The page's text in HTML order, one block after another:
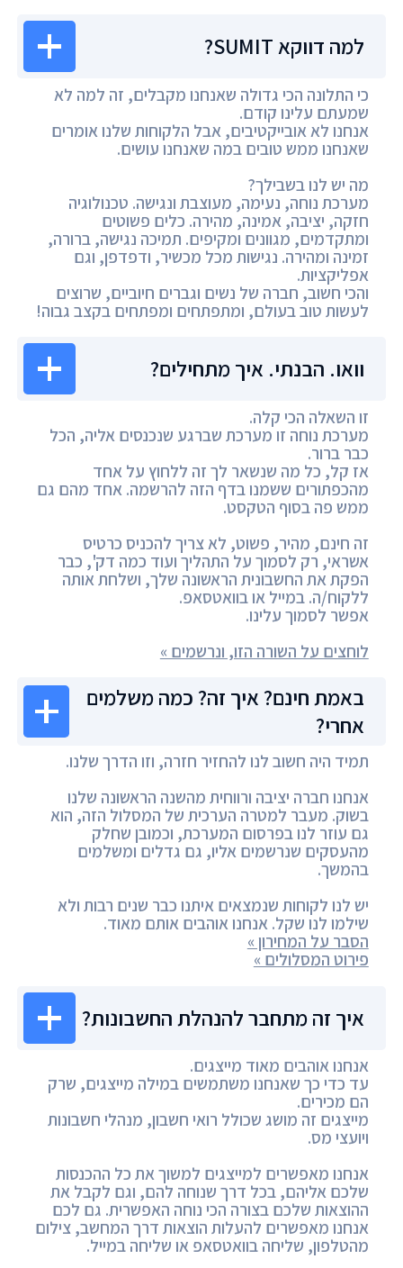
למה דווקא SUMIT?
כי התלונה הכי גדולה שאנחנו מקבלים, זה למה לא
שמעתם עלינו קודם.
אנחנו לא אובייקטיבים, אבל הלקוחות שלנו אומרים
שאנחנו ממש טובים במה שאנחנו עושים.
מה יש לנו בשבילך?
מערכת נוחה, נעימה, מעוצבת ונגישה. טכנולוגיה
חזקה, יציבה, אמינה, מהירה. כלים פשוטים
ומתקדמים, מגוונים ומקיפים. תמיכה נגישה, ברורה,
זמינה ומהירה. נגישות מכל מכשיר, ודפדפן, וגם
אפליקציות.
והכי חשוב, חברה של נשים וגברים חיוביים, שרוצים
לעשות טוב בעולם, ומתפתחים ומפתחים בקצב גבוה!
וואו. הבנתי. איך מתחילים?
זו השאלה הכי קלה.
מערכת נוחה זו מערכת שברגע שנכנסים אליה, הכל
כבר ברור.
אז קל, כל מה שנשאר לך זה ללחוץ על אחד
מהכפתורים ששמנו בדף הזה להרשמה. אחד מהם גם
ממש פה בסוף הטקסט.
זה חינם, מהיר, פשוט, לא צריך להכניס כרטיס
אשראי, רק לסמוך על התהליך ועוד כמה דק', כבר
הפקת את החשבונית הראשונה שלך, ושלחת אותה
ללקוח/ה. במייל או בוואטסאפ.
אפשר לסמוך עלינו.
לוחצים על השורה הזו, ונרשמים »
באמת חינם? איך זה? כמה משלמים
אחרי?
תמיד היה חשוב לנו להחזיר חזרה, וזו הדרך שלנו.
אנחנו חברה יציבה ורווחית מהשנה הראשונה שלנו
בשוק. מעבר למטרה הערכית של המסלול הזה, הוא
גם עוזר לנו בפרסום המערכת, וכמובן שחלק
מהעסקים שנרשמים אליו, גם גדלים ומשלמים
בהמשך.
יש לנו לקוחות שנמצאים איתנו כבר שנים רבות ולא
שילמו לנו שקל. אנחנו אוהבים אותם מאוד.
הסבר על המחירון »
פירוט המסלולים »
איך זה מתחבר להנהלת החשבונות?
אנחנו אוהבים מאוד מייצגים.
עד כדי כך שאנחנו משתמשים במילה מייצגים, שרק
הם מכירים.
מייצגים זה מושג שכולל רואי חשבון, מנהלי חשבונות
ויועצי מס.
אנחנו מאפשרים למייצגים למשוך את כל ההכנסות
שלכם אליהם, בכל דרך שנוחה להם, וגם לקבל את
ההוצאות שלכם בצורה הכי נוחה האפשרית. גם לכם
אנחנו מאפשרים להעלות הוצאות דרך המחשב, צילום
מהטלפון, שליחה בוואטסאפ או שליחה במייל.